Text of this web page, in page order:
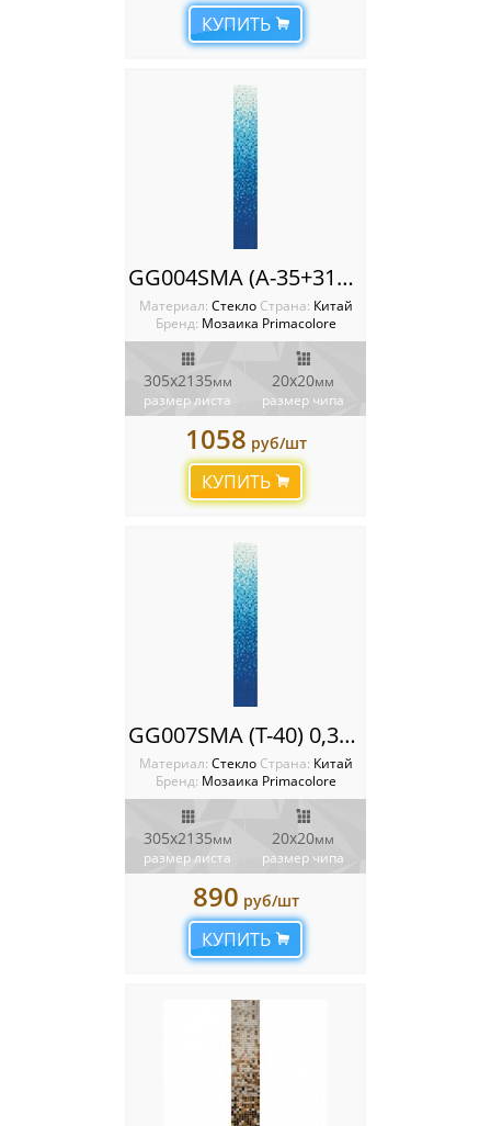
КУПИТЬ
GG004SMA (А-35+31+32+33+30+11) Растяжка Primacolore
Материал: Стекло Cтрана: Китай
Бренд: Мозаика Primacolore
305х2135мм
размер листа
20х20мм
размер чипа
1058 руб/шт
КУПИТЬ
GG007SMA (Т-40) 0,305х2,135 (7pcs.Mesh) Растяжка Primacolore
Материал: Стекло Cтрана: Китай
Бренд: Мозаика Primacolore
305х2135мм
размер листа
20х20мм
размер чипа
890 руб/шт
КУПИТЬ